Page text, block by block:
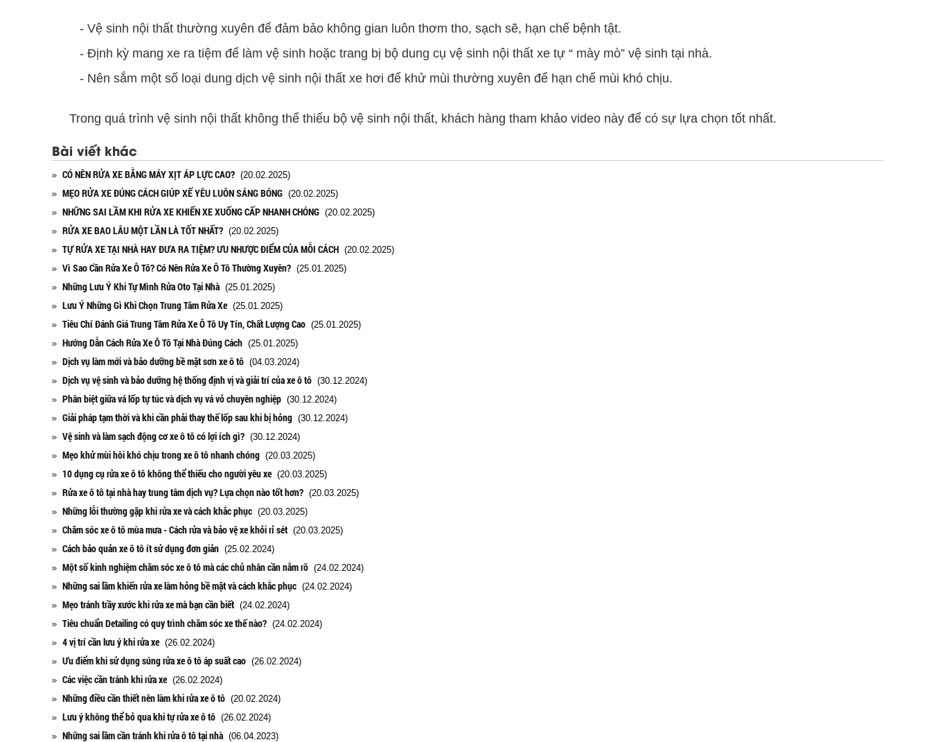
- Vệ sinh nội thất thường xuyên để đảm bảo không gian luôn thơm tho, sạch sẽ, hạn chế bệnh tật.
- Định kỳ mang xe ra tiệm để làm vệ sinh hoặc trang bị bộ dung cụ vệ sinh nội thất xe tự “ mày mò” vệ sinh tại nhà.
- Nên sắm một số loại dung dịch vệ sinh nội thất xe hơi để khử mùi thường xuyên để hạn chế mùi khó chịu.
Trong quá trình vệ sinh nội thất không thể thiếu bộ vệ sinh nội thất, khách hàng tham khảo video này để có sự lựa chọn tốt nhất.
Bài viết khác
CÓ NÊN RỬA XE BẰNG MÁY XỊT ÁP LỰC CAO?(20.02.2025)
MẸO RỬA XE ĐÚNG CÁCH GIÚP XẾ YÊU LUÔN SÁNG BÓNG(20.02.2025)
NHỮNG SAI LẦM KHI RỬA XE KHIẾN XE XUỐNG CẤP NHANH CHÓNG(20.02.2025)
RỬA XE BAO LÂU MỘT LẦN LÀ TỐT NHẤT?(20.02.2025)
TỰ RỬA XE TẠI NHÀ HAY ĐƯA RA TIỆM? ƯU NHƯỢC ĐIỂM CỦA MỖI CÁCH (20.02.2025)
Vì Sao Cần Rửa Xe Ô Tô? Có Nên Rửa Xe Ô Tô Thường Xuyên?(25.01.2025)
Những Lưu Ý Khi Tự Mình Rửa Oto Tại Nhà(25.01.2025)
Lưu Ý Những Gì Khi Chọn Trung Tâm Rửa Xe(25.01.2025)
Tiêu Chí Đánh Giá Trung Tâm Rửa Xe Ô Tô Uy Tín, Chất Lượng Cao(25.01.2025)
Hướng Dẫn Cách Rửa Xe Ô Tô Tại Nhà Đúng Cách(25.01.2025)
Dịch vụ làm mới và bảo dưỡng bề mặt sơn xe ô tô(04.03.2024)
Dịch vụ vệ sinh và bảo dưỡng hệ thống định vị và giải trí của xe ô tô(30.12.2024)
Phân biệt giữa vá lốp tự túc và dịch vụ vá vỏ chuyên nghiệp(30.12.2024)
Giải pháp tạm thời và khi cần phải thay thế lốp sau khi bị hỏng(30.12.2024)
Vệ sinh và làm sạch động cơ xe ô tô có lợi ích gì?(30.12.2024)
Mẹo khử mùi hôi khó chịu trong xe ô tô nhanh chóng(20.03.2025)
10 dụng cụ rửa xe ô tô không thể thiếu cho người yêu xe(20.03.2025)
Rửa xe ô tô tại nhà hay trung tâm dịch vụ? Lựa chọn nào tốt hơn?(20.03.2025)
Những lỗi thường gặp khi rửa xe và cách khắc phục(20.03.2025)
Chăm sóc xe ô tô mùa mưa - Cách rửa và bảo vệ xe khỏi rỉ sét(20.03.2025)
Cách bảo quản xe ô tô ít sử dụng đơn giản(25.02.2024)
Một số kinh nghiệm chăm sóc xe ô tô mà các chủ nhân cần nắm rõ(24.02.2024)
Những sai lầm khiến rửa xe làm hỏng bề mặt và cách khắc phục(24.02.2024)
Mẹo tránh trầy xước khi rửa xe mà bạn cần biết(24.02.2024)
Tiêu chuẩn Detailing có quy trình chăm sóc xe thế nào?(24.02.2024)
4 vị trí cần lưu ý khi rửa xe(26.02.2024)
Ưu điểm khi sử dụng súng rửa xe ô tô áp suất cao(26.02.2024)
Các việc cần tránh khi rửa xe(26.02.2024)
Những điều cần thiết nên làm khi rửa xe ô tô(20.02.2024)
Lưu ý không thể bỏ qua khi tự rửa xe ô tô(26.02.2024)
Những sai lầm cần tránh khi rửa ô tô tại nhà(06.04.2023)